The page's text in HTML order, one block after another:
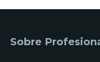
Sobre